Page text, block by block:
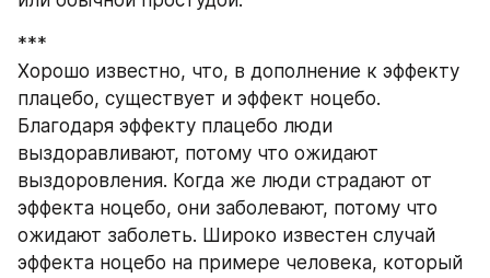
***
Хорошо известно, что, в дополнение к эффекту
плацебо, существует и эффект ноцебо.
Благодаря эффекту плацебо люди
выздоравливают, потому что ожидают
выздоровления. Когда же люди страдают от
эффекта ноцебо, они заболевают, потому что
ожидают заболеть. Широко известен случай
эффекта ноцебо на примере человека, который